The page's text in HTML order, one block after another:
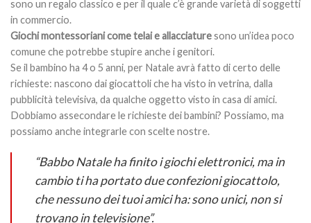
sono un regalo classico e per il quale c’è grande varietà di soggetti
in commercio.
Giochi montessoriani come telai e allacciaturesono un’idea poco
comune che potrebbe stupire anche i genitori.
Se il bambino ha 4 o 5 anni, per Natale avrà fatto di certo delle
richieste: nascono dai giocattoli che ha visto in vetrina, dalla
pubblicità televisiva, da qualche oggetto visto in casa di amici.
Dobbiamo assecondare le richieste dei bambini? Possiamo, ma
possiamo anche integrarle con scelte nostre.
“Babbo Natale ha finito i giochi elettronici, ma in
cambio ti ha portato due confezioni giocattolo,
che nessuno dei tuoi amici ha: sono unici, non si
trovano in televisione”.